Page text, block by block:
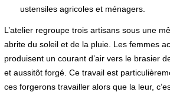
ustensiles agricoles et ménagers.
L’atelier regroupe trois artisans sous une
abrite du soleil et de la pluie. Les femmes
produisent un courant d’air vers le brasier
et aussitôt forgé. Ce travail est
ces forgerons travailler alors que la leur,